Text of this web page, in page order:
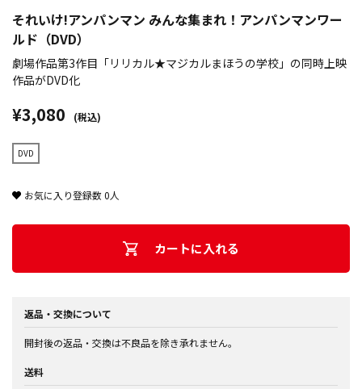
それいけ!アンパンマン みんな集まれ！アンパンマンワー
ルド（DVD）
劇場作品第3作目「リリカル★マジカルまほうの学校」の同時上映
作品がDVD化
¥3,080 (税込)
DVD
お気に入り登録数0人
カートに入れる
返品・交換について
開封後の返品・交換は不良品を除き承れません。
送料